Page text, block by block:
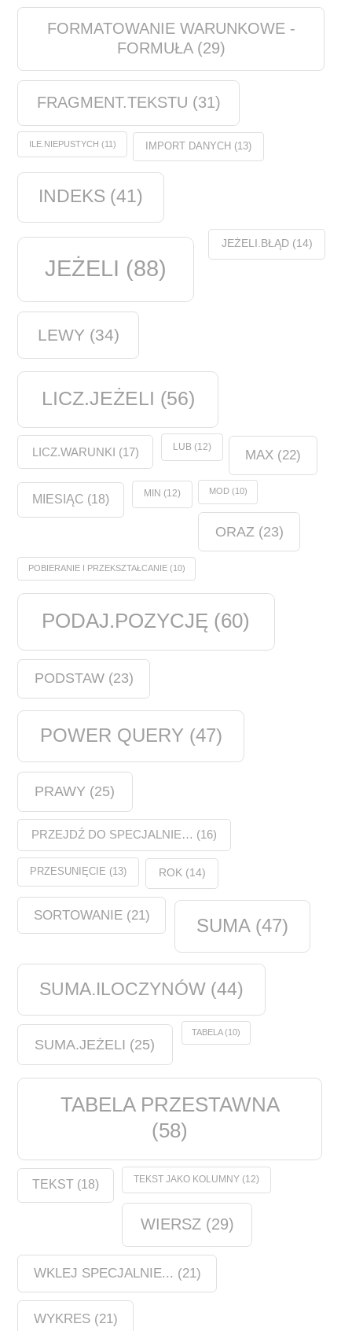
FORMATOWANIE WARUNKOWE -
FORMUŁA(29)
FRAGMENT.TEKSTU (31)
ILE.NIEPUSTYCH (11) IMPORT DANYCH (13)
INDEKS (41)
JEŻELI (88)
JEŻELI.BŁĄD(14)
LEWY (34)
LICZ.JEŻELI (56)
LICZ.WARUNKI (17) LUB(12)
MAX(22)
MIESIĄC (18) MIN (12) MOD(10)
ORAZ (23)
POBIERANIE I PRZEKSZTAŁCANIE(10)
PODAJ.POZYCJĘ (60)
PODSTAW(23)
POWER QUERY (47)
PRAWY (25)
PRZEJDŹ DO SPECJALNIE… (16)
PRZESUNIĘCIE (13) ROK(14)
SORTOWANIE(21) SUMA(47)
SUMA.ILOCZYNÓW (44)
SUMA.JEŻELI (25)
TABELA(10)
TABELA PRZESTAWNA
(58)
TEKST (18) TEKST JAKO KOLUMNY(12)
WIERSZ(29)
WKLEJ SPECJALNIE... (21)
WYKRES(21)